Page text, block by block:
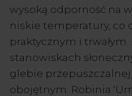
wysoką odporność na
niskie temperatury, co
praktycznym i
stanowiskach
glebie
obojętnym. Robinia